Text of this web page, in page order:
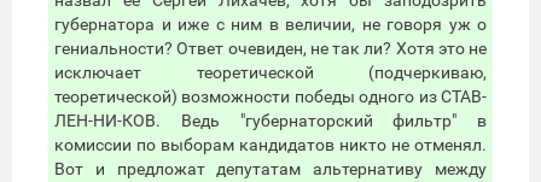
губернатора и иже с ним в величии, не говоря уж о
гениальности? Ответ очевиден, не так ли? Хотя это не
исключает теоретической (подчеркиваю,
теоретической) возможности победы одного из СТАВ-
ЛЕН-НИ-КОВ. Ведь "губернаторский фильтр" в
комиссии по выборам кандидатов никто не отменял.
Вот и предложат депутатам альтернативу между